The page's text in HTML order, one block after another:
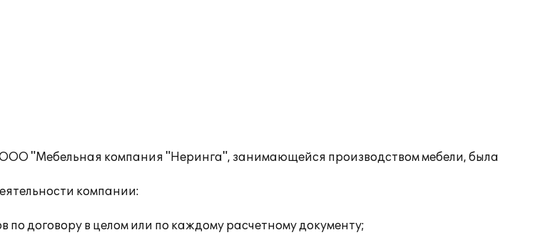
ООО "Мебельная компания "Неринга", занимающейся производством мебели, была
компании:
по договору в целом или по каждому расчетному документу;